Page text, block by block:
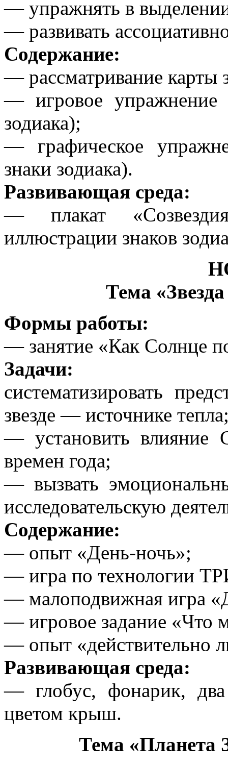
— упражнять в
— развивать
Содержание:
— рассматривание карты
— игровое упражнение
зодиака);
— графическое
знаки зодиака).
Развивающая среда:
— плакат
иллюстрации знаков
Тема
Формы работы:
— занятие «Как Солнце
Задачи:
систематизировать
звезде — источнике
— установить влияние
времен года;
— вызвать
исследовательскую
Содержание:
— опыт «День-ночь»;
— игра по технологии
— малоподвижная игра
— игровое задание «Что
— опыт «действительно
Развивающая среда:
— глобус, фонарик,
цветом крыш.
Тема «Планета